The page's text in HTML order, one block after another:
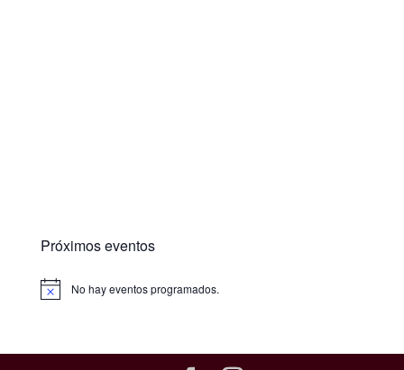
Próximos eventos
No hay eventos programados.